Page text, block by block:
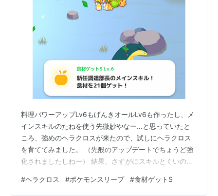
料理パワーアップLv6もげんきオールLv6も作ったし、メ
インスキルのたねを使う先微妙やなー…と思っていたと
ころ、強めのヘラクロスが来たので、試しにヘラクロス
を育ててみました。 （先般のアップデートでちょうど強
化されましたしねー） 結果、さすがにスキルとくいの
す。（追記：Lv7のヘラクロスはさらにつよいです。マジ
#ヘラクロス #ポケモンスリープ #食材ゲットS